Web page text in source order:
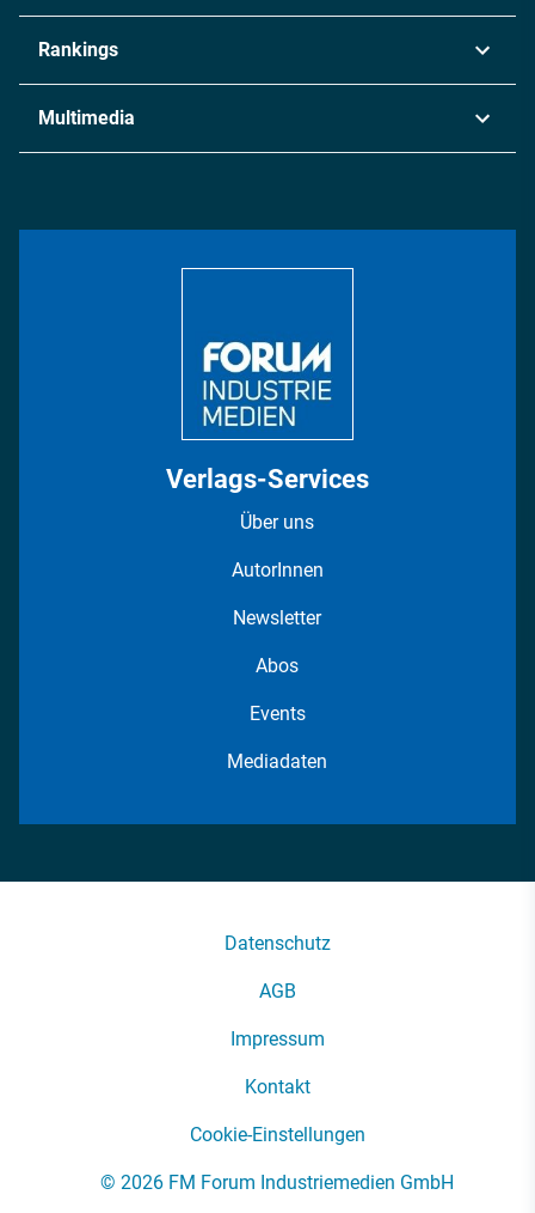
Chemie
Metall
Energie
Rankings
Multimedia
Verlags-Services
Über uns
AutorInnen
Newsletter
Abos
Events
Mediadaten
Datenschutz
AGB
Impressum
Kontakt
Cookie-Einstellungen
© 2026 FM Forum Industriemedien GmbH